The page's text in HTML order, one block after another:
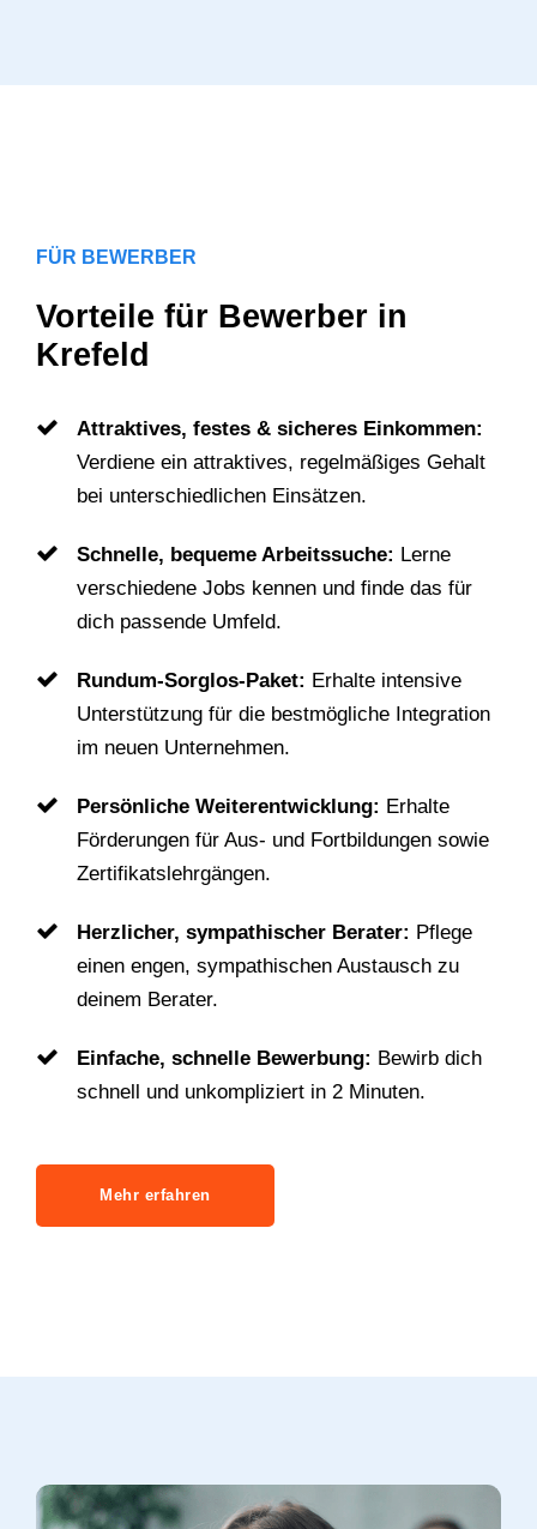
FÜR BEWERBER
Vorteile für Bewerber in
Krefeld
Attraktives, festes & sicheres Einkommen:
Verdiene ein attraktives, regelmäßiges Gehalt
bei unterschiedlichen Einsätzen.
Schnelle, bequeme Arbeitssuche: Lerne
verschiedene Jobs kennen und finde das für
dich passende Umfeld.
Rundum-Sorglos-Paket: Erhalte intensive
Unterstützung für die bestmögliche Integration
im neuen Unternehmen.
Persönliche Weiterentwicklung: Erhalte
Förderungen für Aus- und Fortbildungen sowie
Zertifikatslehrgängen.
Herzlicher, sympathischer Berater: Pflege
einen engen, sympathischen Austausch zu
deinem Berater.
Einfache, schnelle Bewerbung: Bewirb dich
schnell und unkompliziert in 2 Minuten.
Mehr erfahren